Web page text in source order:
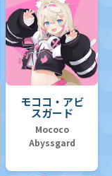
モココ・アビ
スガード
Mococo
Abyssgard